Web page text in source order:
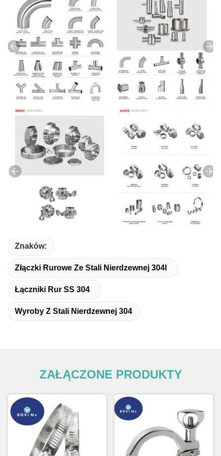
Znaków:
Złączki Rurowe Ze Stali Nierdzewnej 304l
Łączniki Rur SS 304
Wyroby Z Stali Nierdzewnej 304
ZAŁĄCZONE PRODUKTY